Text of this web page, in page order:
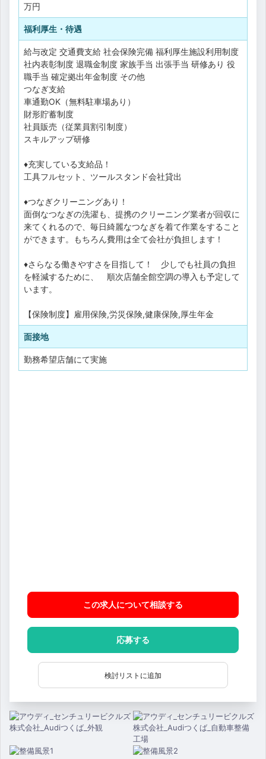
万円
福利厚生・待遇
給与改定 交通費支給 社会保険完備 福利厚生施設利用制度
社内表彰制度 退職金制度 家族手当 出張手当 研修あり 役
職手当 確定拠出年金制度 その他
つなぎ支給
車通勤OK（無料駐車場あり）
財形貯蓄制度
社員販売（従業員割引制度）
スキルアップ研修
♦充実している支給品！
工具フルセット、ツールスタンド会社貸出
♦つなぎクリーニングあり！
面倒なつなぎの洗濯も、提携のクリーニング業者が回収に
来てくれるので、毎日綺麗なつなぎを着て作業をすること
ができます。もちろん費用は全て会社が負担します！
♦さらなる働きやすさを目指して！ 少しでも社員の負担
を軽減するために、 順次店舗全館空調の導入も予定して
います。
【保険制度】雇用保険,労災保険,健康保険,厚生年金
面接地
勤務希望店舗にて実施
この求人について相談する
応募する
検討リストに追加